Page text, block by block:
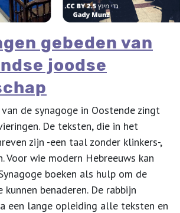
gebeden van
joodse
van de synagoge in Oostende zingt
De teksten, die in het
zijn -een taal zonder klinkers-,
Voor wie modern Hebreeuws kan
boeken als hulp om de
benaderen. De rabbijn
een lange opleiding alle teksten en